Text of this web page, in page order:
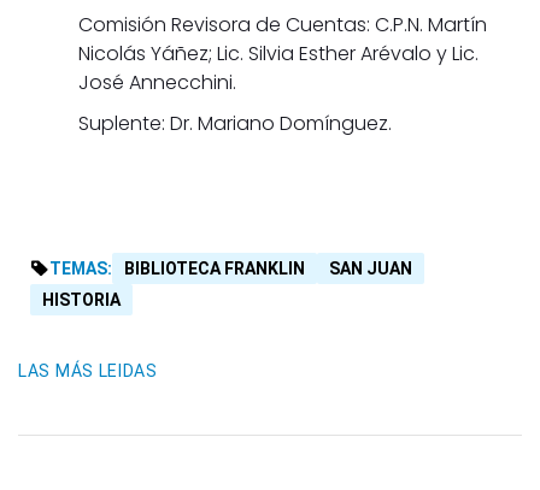
Comisión Revisora de Cuentas: C.P.N. Martín
Nicolás Yáñez; Lic. Silvia Esther Arévalo y Lic.
José Annecchini.
Suplente: Dr. Mariano Domínguez.
TEMAS: BIBLIOTECA FRANKLIN
SAN JUAN
HISTORIA
LAS MÁS LEIDAS